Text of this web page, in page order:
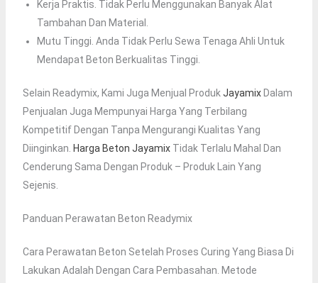
Kerja Praktis. Tidak Perlu Menggunakan Banyak Alat
Tambahan Dan Material.
Mutu Tinggi. Anda Tidak Perlu Sewa Tenaga Ahli Untuk
Mendapat Beton Berkualitas Tinggi.
Selain Readymix, Kami Juga Menjual ProdukJayamixDalam
Penjualan Juga Mempunyai Harga Yang Terbilang
Kompetitif Dengan Tanpa Mengurangi Kualitas Yang
Diinginkan. Harga Beton JayamixTidak Terlalu Mahal Dan
Cenderung Sama Dengan Produk – Produk Lain Yang
Sejenis.
Panduan Perawatan Beton Readymix
Cara Perawatan Beton Setelah Proses Curing Yang Biasa Di
Lakukan Adalah Dengan Cara Pembasahan. Metode